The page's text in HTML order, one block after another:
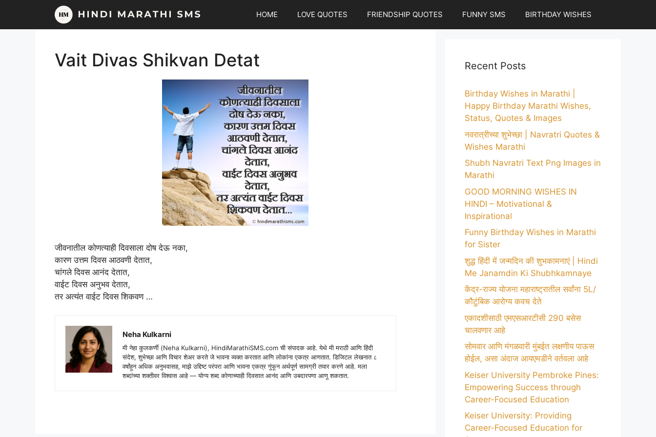
content
HOME LOVE QUOTES FRIENDSHIP QUOTES FUNNY SMS BIRTHDAY WISHES
Vait Divas Shikvan Detat
जीवनातील कोणत्याही दिवसाला दोष देऊ नका,
कारण उत्तम दिवस आठवणी देतात,
चांगले दिवस आनंद देतात,
वाईट दिवस अनुभव देतात,
तर अत्यंत वाईट दिवस शिकवण …
Neha Kulkarni
मी नेहा कुलकर्णी (Neha Kulkarni), HindiMarathiSMS.com ची संपादक आहे. येथे मी मराठी आणि हिंदी
संदेश, शुभेच्छा आणि विचार शेअर करते जे भावना व्यक्त करतात आणि लोकांना एकत्र आणतात. डिजिटल लेखनात ८
वर्षांहून अधिक अनुभवासह, माझे उद्दिष्ट परंपरा आणि भावना एकत्र गुंफून अर्थपूर्ण सामग्री तयार करणे आहे. मला
शब्दांच्या शक्तीवर विश्वास आहे — योग्य शब्द कोणाच्याही दिवसात आनंद आणि उबदारपणा आणू शकतात.
Recent Posts
Birthday Wishes in Marathi |
Happy Birthday Marathi Wishes,
Status, Quotes & Images
नवरात्रीच्या शुभेच्छा | Navratri Quotes &
Wishes Marathi
Shubh Navratri Text Png Images in
Marathi
GOOD MORNING WISHES IN
HINDI – Motivational &
Inspirational
Funny Birthday Wishes in Marathi
for Sister
शुद्ध हिंदी में जन्मदिन की शुभकामनाएं | Hindi
Me Janamdin Ki Shubhkamnaye
केंद्र-राज्य योजना महाराष्ट्रातील सर्वांना 5L/
कौटुंबिक आरोग्य कवच देते
एकादशीसाठी एमएसआरटीसी 290 बसेस
चालवणार आहे
सोमवार आणि मंगळवारी मुंबईत लक्षणीय पाऊस
होईल, असा अंदाज आयएमडीने वर्तवला आहे
Keiser University Pembroke Pines:
Empowering Success through
Career-Focused Education
Keiser University: Providing
Career-Focused Education for